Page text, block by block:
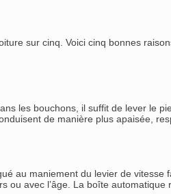
sur cinq. Voici cinq bonnes
les bouchons, il suffit de lever le
de manière plus apaisée,
au maniement du levier de
ou avec l’âge. La boîte automatique